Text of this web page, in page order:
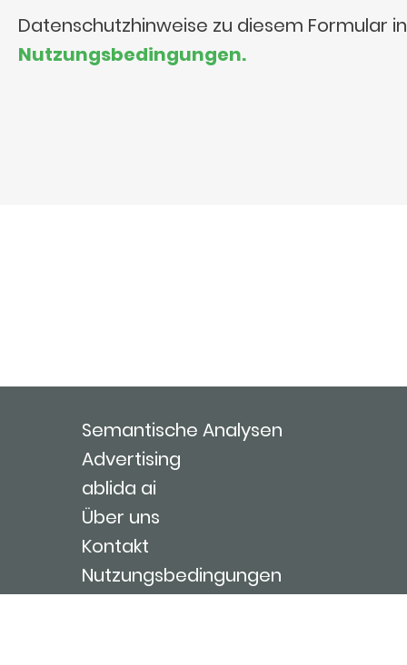
Datenschutzhinweise zu diesem Formular
Nutzungsbedingungen.
Semantische Analysen
Advertising
ablida ai
Über uns
Kontakt
Nutzungsbedingungen